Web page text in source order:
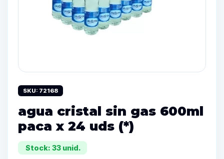
SKU: 72168
agua cristal sin gas 600ml
paca x 24 uds (*)
Stock: 33 unid.